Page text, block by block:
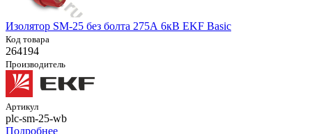
Изолятор SM-25 без болта 275А 6кВ EKF Basic
Код товара
264194
Производитель
Артикул
plc-sm-25-wb
Подробнее